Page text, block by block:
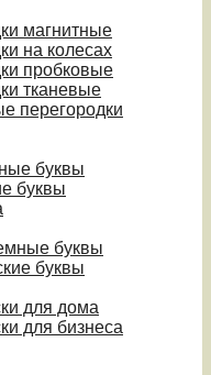
магнитные
на колесах
пробковые
тканевые
перегородки
буквы
буквы
буквы
буквы
для дома
для бизнеса